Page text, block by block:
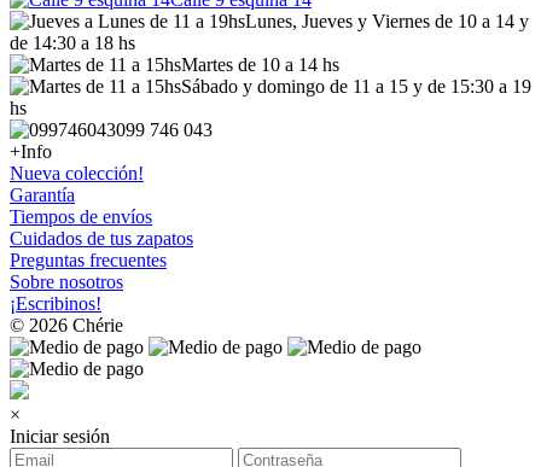
Lunes, Jueves y Viernes de 10 a 14 y
de 14:30 a 18 hs
Martes de 10 a 14 hs
Sábado y domingo de 11 a 15 y de 15:30 a 19
hs
099 746 043
+Info
Nueva colección!
Garantía
Tiempos de envíos
Cuidados de tus zapatos
Preguntas frecuentes
Sobre nosotros
¡Escribinos!
© 2026 Chérie
×
Iniciar sesión